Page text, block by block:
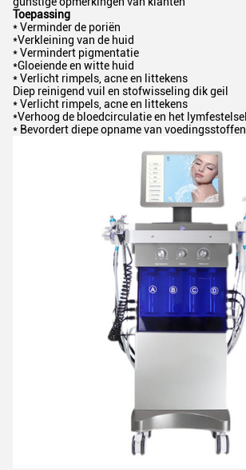
Toepassing
* Verminder de poriën
*Verkleining van de huid
* Vermindert pigmentatie
*Gloeiende en witte huid
* Verlicht rimpels, acne en littekens
Diep reinigend vuil en stofwisseling dik geil
* Verlicht rimpels, acne en littekens
*Verhoog de bloedcirculatie en het lymfestelsel
* Bevordert diepe opname van voedingsstoffen